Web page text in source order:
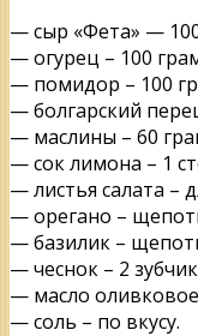
— сыр «Фета» —
— огурец – 100
— помидор – 100
— болгарский
— маслины – 60
— сок лимона – 1
— листья салата –
— орегано –
— базилик –
— чеснок – 2
— масло
— соль – по вкусу.